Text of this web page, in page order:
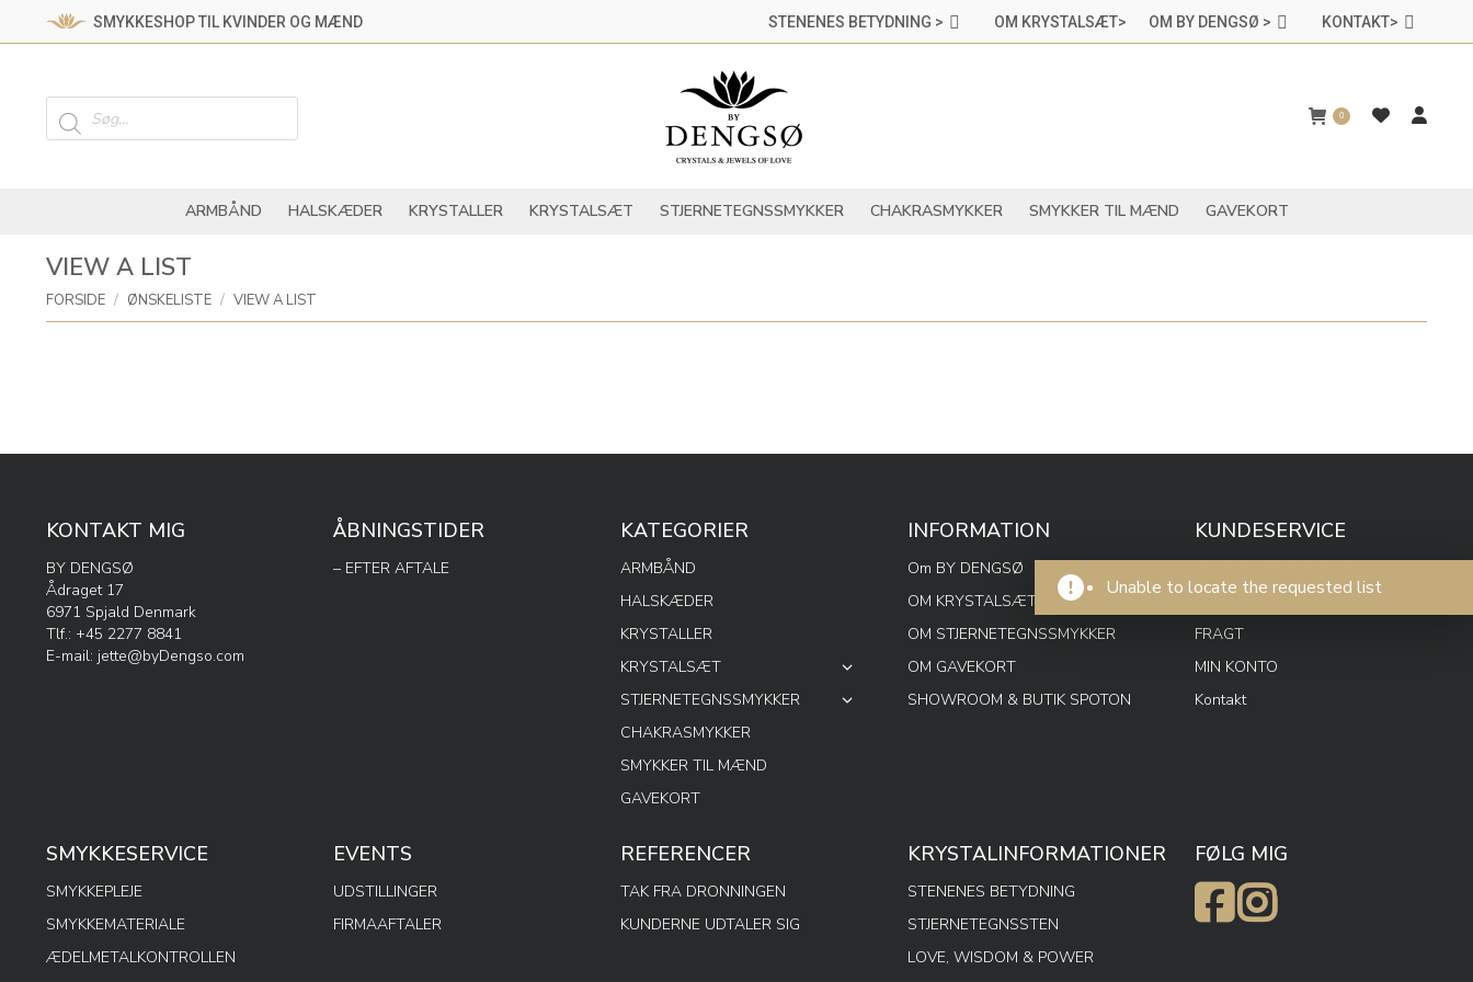
SMYKKESHOP TIL KVINDER OG MÆND STENENES BETYDNING > OM KRYSTALSÆT> OM BY DENGSØ > KONTAKT>
search
0
ARMBÅND HALSKÆDER KRYSTALLER KRYSTALSÆT STJERNETEGNSSMYKKER CHAKRASMYKKER SMYKKER TIL MÆND GAVEKORT
VIEW A LIST
You are here:
FORSIDE ØNSKELISTE VIEW A LIST
Unable to locate the requested list
KONTAKT MIG
BY DENGSØ
Ådraget 17
6971 Spjald Denmark
Tlf.: +45 2277 8841
E-mail: jette@byDengso.com
ÅBNINGSTIDER
– EFTER AFTALE
KATEGORIER
ARMBÅND
HALSKÆDER
KRYSTALLER
KRYSTALSÆT
STJERNETEGNSSMYKKER
CHAKRASMYKKER
SMYKKER TIL MÆND
GAVEKORT
INFORMATION
Om BY DENGSØ
OM KRYSTALSÆT
OM STJERNETEGNSSMYKKER
OM GAVEKORT
SHOWROOM & BUTIK SPOTON
KUNDESERVICE
PRIVATPOLITIK
FRAGT
MIN KONTO
Kontakt
SMYKKESERVICE
SMYKKEPLEJE
SMYKKEMATERIALE
ÆDELMETALKONTROLLEN
EVENTS
UDSTILLINGER
FIRMAAFTALER
REFERENCER
TAK FRA DRONNINGEN
KUNDERNE UDTALER SIG
KRYSTALINFORMATIONER
STENENES BETYDNING
STJERNETEGNSSTEN
LOVE, WISDOM & POWER
FØLG MIG